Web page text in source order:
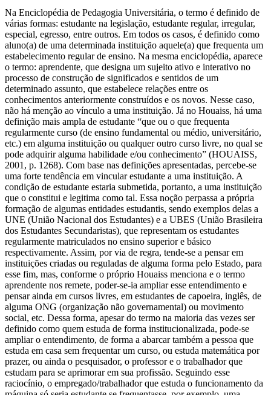
Na Enciclopédia de Pedagogia Universitária, o termo é definido de
várias formas: estudante na legislação, estudante regular, irregular,
especial, egresso, entre outros. Em todos os casos, é definido como
aluno(a) de uma determinada instituição aquele(a) que frequenta um
estabelecimento regular de ensino. Na mesma enciclopédia, aparece
o termo: aprendente, que designa um sujeito ativo e interativo no
processo de construção de significados e sentidos de um
determinado assunto, que estabelece relações entre os
conhecimentos anteriormente construídos e os novos. Nesse caso,
não há menção ao vínculo a uma instituição. Já no Houaiss, há uma
definição mais ampla de estudante “que ou o que frequenta
regularmente curso (de ensino fundamental ou médio, universitário,
etc.) em alguma instituição ou qualquer outro curso livre, no qual se
pode adquirir alguma habilidade e/ou conhecimento” (HOUAISS,
2001, p. 1268). Com base nas definições apresentadas, percebe-se
uma forte tendência em vincular estudante a uma instituição. A
condição de estudante estaria submetida, portanto, a uma instituição
que o constitui e legitima como tal. Essa noção perpassa a própria
formação de algumas entidades estudantis, sendo exemplos delas a
UNE (União Nacional dos Estudantes) e a UBES (União Brasileira
dos Estudantes Secundaristas), que representam os estudantes
regularmente matriculados no ensino superior e básico
respectivamente. Assim, por via de regra, tende-se a pensar em
instituições criadas ou reguladas de alguma forma pelo Estado, para
esse fim, mas, conforme o próprio Houaiss menciona e o termo
aprendente nos remete, poder-se-ia ampliar esse entendimento e
pensar ainda em cursos livres, em estudantes de capoeira, inglês, de
alguma ONG (organização não governamental) ou movimento
social, etc. Dessa forma, apesar do termo na maioria das vezes ser
definido como quem estuda de forma institucionalizada, pode-se
ampliar o entendimento, de forma a abarcar também a pessoa que
estuda em casa sem frequentar um curso, ou estuda matemática por
prazer, ou ainda o pesquisador, o professor e o trabalhador que
estudam para se aprimorar em sua profissão. Seguindo esse
raciocínio, o empregado/trabalhador que estuda o funcionamento da